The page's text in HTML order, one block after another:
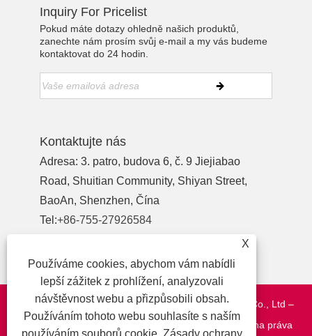
Inquiry For Pricelist
Pokud máte dotazy ohledně našich produktů,
zanechte nám prosím svůj e-mail a my vás budeme
kontaktovat do 24 hodin.
Kontaktujte nás
Adresa: 3. patro, budova 6, č. 9 Jiejiabao
Road, Shuitian Community, Shiyan Street,
BaoAn, Shenzhen, Čína
Tel:+86-755-27926584
E-mailem:yewu03@szymbp.com
Copyright © 2020 Shenzhen YanMing Plate Process Co., Ltd –
síťovina a filtr, přesné součásti, kovové štítky – všechna práva
X
Používáme cookies, abychom vám nabídli
lepší zážitek z prohlížení, analyzovali
návštěvnost webu a přizpůsobili obsah.
Používáním tohoto webu souhlasíte s naším
používáním souborů cookie. Zásady ochrany